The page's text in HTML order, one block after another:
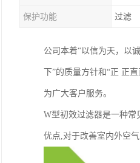
保护功能 过滤
公司本着“以信为天，以
下”的质量方针和“正 正
为广大客户服务。
W型初效过滤器是一种
优点,对于改善室内外空